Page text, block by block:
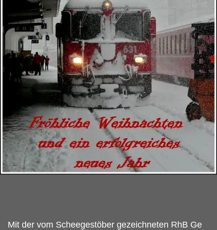
Mit der vom Scheegestöber gezeichneten RhB Ge